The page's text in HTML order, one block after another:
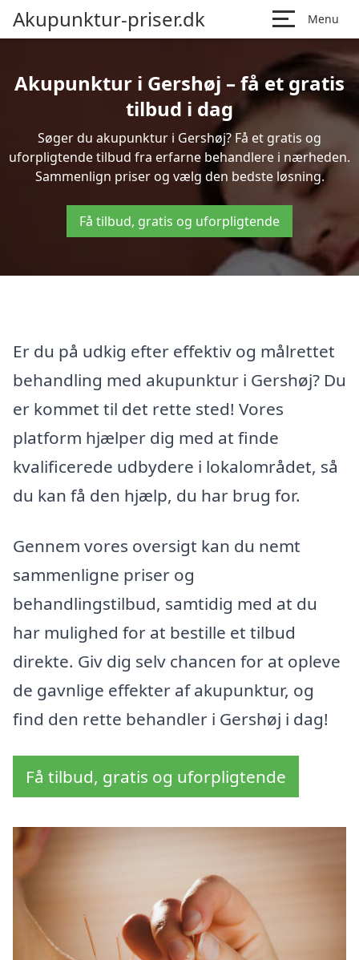
Akupunktur-priser.dk Menu
Akupunktur i Gershøj – få et gratis
tilbud i dag
Søger du akupunktur i Gershøj? Få et gratis og
uforpligtende tilbud fra erfarne behandlere i nærheden.
Sammenlign priser og vælg den bedste løsning.
Få tilbud, gratis og uforpligtende
Er du på udkig efter effektiv og målrettet
behandling med akupunktur i Gershøj? Du
er kommet til det rette sted! Vores
platform hjælper dig med at finde
kvalificerede udbydere i lokalområdet, så
du kan få den hjælp, du har brug for.
Gennem vores oversigt kan du nemt
sammenligne priser og
behandlingstilbud, samtidig med at du
har mulighed for at bestille et tilbud
direkte. Giv dig selv chancen for at opleve
de gavnlige effekter af akupunktur, og
find den rette behandler i Gershøj i dag!
Få tilbud, gratis og uforpligtende